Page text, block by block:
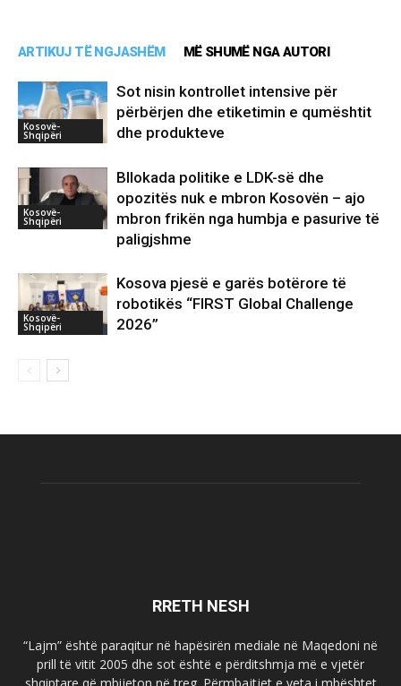
ARTIKUJ TË NGJASHËM MË SHUMË NGA AUTORI
Kosovë-
Shqipëri
Sot nisin kontrollet intensive për
përbërjen dhe etiketimin e qumështit
dhe produkteve
Kosovë-
Shqipëri
Bllokada politike e LDK-së dhe
opozitës nuk e mbron Kosovën – ajo
mbron frikën nga humbja e pasurive të
paligjshme
Kosovë-
Shqipëri
Kosova pjesë e garës botërore të
robotikës “FIRST Global Challenge
2026”
RRETH NESH
“Lajm” është paraqitur në hapësirën mediale në Maqedoni në
prill të vitit 2005 dhe sot është e përditshmja më e vjetër